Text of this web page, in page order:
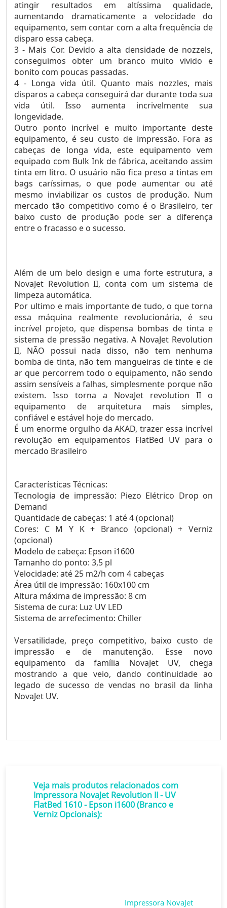
atingir resultados em altíssima qualidade,
aumentando dramaticamente a velocidade do
equipamento, sem contar com a alta frequência de
disparo essa cabeça.
3 - Mais Cor. Devido a alta densidade de nozzels,
conseguimos obter um branco muito vivido e
bonito com poucas passadas.
4 - Longa vida útil. Quanto mais nozzles, mais
disparos a cabeça conseguirá dar durante toda sua
vida útil. Isso aumenta incrivelmente sua
longevidade.
Outro ponto incrível e muito importante deste
equipamento, é seu custo de impressão. Fora as
cabeças de longa vida, este equipamento vem
equipado com Bulk Ink de fábrica, aceitando assim
tinta em litro. O usuário não fica preso a tintas em
bags caríssimas, o que pode aumentar ou até
mesmo inviabilizar os custos de produção. Num
mercado tão competitivo como é o Brasileiro, ter
baixo custo de produção pode ser a diferença
entre o fracasso e o sucesso.
Além de um belo design e uma forte estrutura, a
NovaJet Revolution II, conta com um sistema de
limpeza automática.
Por ultimo e mais importante de tudo, o que torna
essa máquina realmente revolucionária, é seu
incrível projeto, que dispensa bombas de tinta e
sistema de pressão negativa. A NovaJet Revolution
II, NÃO possui nada disso, não tem nenhuma
bomba de tinta, não tem mangueiras de tinte e de
ar que percorrem todo o equipamento, não sendo
assim sensíveis a falhas, simplesmente porque não
existem. Isso torna a NovaJet revolution II o
equipamento de arquitetura mais simples,
confiável e estável hoje do mercado.
É um enorme orgulho da AKAD, trazer essa incrível
revolução em equipamentos FlatBed UV para o
mercado Brasileiro
Características Técnicas:
Tecnologia de impressão: Piezo Elétrico Drop on
Demand
Quantidade de cabeças: 1 até 4 (opcional)
Cores: C M Y K + Branco (opcional) + Verniz
(opcional)
Modelo de cabeça: Epson i1600
Tamanho do ponto: 3,5 pl
Velocidade: até 25 m2/h com 4 cabeças
Área útil de impressão: 160x100 cm
Altura máxima de impressão: 8 cm
Sistema de cura: Luz UV LED
Sistema de arrefecimento: Chiller
Versatilidade, preço competitivo, baixo custo de
impressão e de manutenção. Esse novo
equipamento da família NovaJet UV, chega
mostrando a que veio, dando continuidade ao
legado de sucesso de vendas no brasil da linha
NovaJet UV.
Veja mais produtos relacionados com
Impressora NovaJet Revolution II - UV
FlatBed 1610 - Epson i1600 (Branco e
Verniz Opcionais):
Impressora NovaJet